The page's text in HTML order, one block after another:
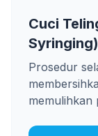
Cuci
Syringing)
Prosedur
memulihkan